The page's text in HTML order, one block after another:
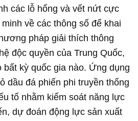
các lỗ hổng và vết nứt cực
về các thông số để khai
pháp giải thích thông
độc quyền của Trung Quốc,
bất kỳ quốc gia nào. Ứng dụng
dầu đá phiến phi truyền thống
tố nhằm kiểm soát năng lực
dự đoán động lực sản xuất